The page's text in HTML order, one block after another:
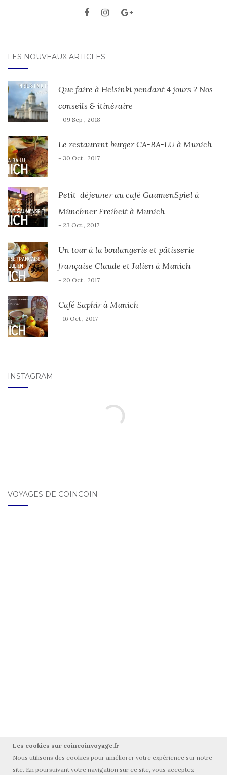
LES NOUVEAUX ARTICLES
Que faire à Helsinki pendant 4 jours ? Nos
conseils & itinéraire
- 09 Sep , 2018
Le restaurant burger CA-BA-LU à Munich
- 30 Oct , 2017
Petit-déjeuner au café GaumenSpiel à
Münchner Freiheit à Munich
- 23 Oct , 2017
Un tour à la boulangerie et pâtisserie
française Claude et Julien à Munich
- 20 Oct , 2017
Café Saphir à Munich
- 16 Oct , 2017
INSTAGRAM
VOYAGES DE COINCOIN
Les cookies sur coincoinvoyage.fr
Nous utilisons des cookies pour améliorer votre expérience sur notre
site. En poursuivant votre navigation sur ce site, vous acceptez